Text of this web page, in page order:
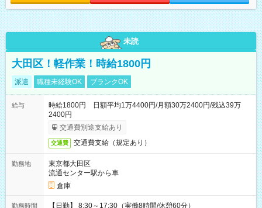
未読
大田区！軽作業！時給1800円
派遣 職種未経験OK ブランクOK
給与
時給1800円 日額平均1万4400円/月額30万2400円/残込39万
2400円
交通費別途支給あり
交通費 交通費支給（規定あり）
勤務地
東京都大田区
流通センター駅から車
倉庫
勤務時間 【日勤】 8:30～17:30（実働8時間/休憩60分）